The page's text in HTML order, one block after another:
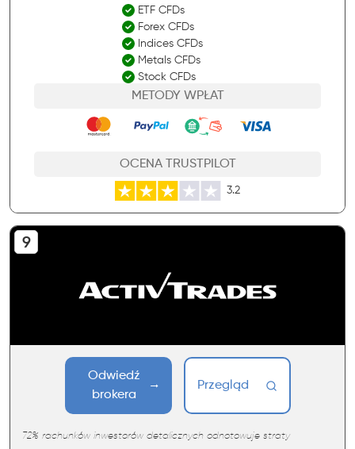
ETF CFDs
Forex CFDs
Indices CFDs
Metals CFDs
Stock CFDs
METODY WPŁAT
OCENA TRUSTPILOT
3.2
Odwiedź
brokera
Przegląd
72% rachunków inwestorów detalicznych odnotowuje straty